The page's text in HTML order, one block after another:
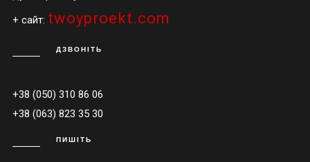
+ сайт: twoyproekt.com
ДЗВОНІТЬ
+38 (050) 310 86 06
+38 (063) 823 35 30
ПИШІТЬ